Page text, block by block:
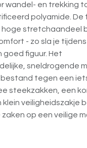
wandel- en trekking
polyamide. De
stretchaandeel
- zo sla je tijdens
goed figuur. Het
sneldrogende
tegen een
steekzakken, een
klein veiligheidszakje
op een veilige